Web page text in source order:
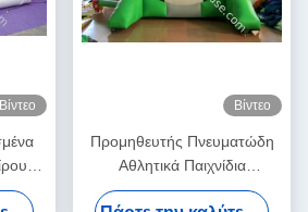
Βίντεο Βίντεο
Προμηθευτής Πνευματώδη
Αθλητικά Παιχνίδια
Ποδόσφαιρο Παιχνίδια